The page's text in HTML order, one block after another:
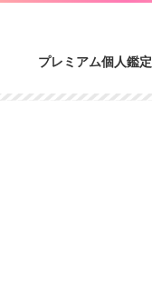
プレミアム個人鑑定